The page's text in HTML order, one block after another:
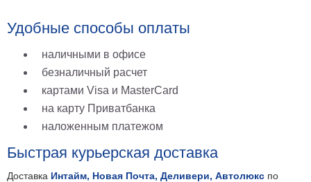
Удобные способы оплаты
наличными в офисе
безналичный расчет
картами Visa и MasterCard
на карту Приватбанка
наложенным платежом
Быстрая курьерская доставка
Доставка Интайм, Новая Почта, Деливери, Автолюкс по